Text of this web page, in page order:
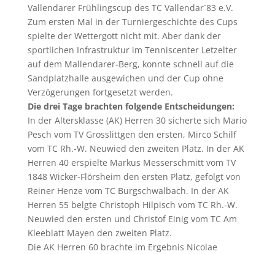
Vallendarer Frühlingscup des TC Vallendar´83 e.V.
Zum ersten Mal in der Turniergeschichte des Cups
spielte der Wettergott nicht mit. Aber dank der
sportlichen Infrastruktur im Tenniscenter Letzelter
auf dem Mallendarer-Berg, konnte schnell auf die
Sandplatzhalle ausgewichen und der Cup ohne
Verzögerungen fortgesetzt werden.
Die drei Tage brachten folgende Entscheidungen:
In der Altersklasse (AK) Herren 30 sicherte sich Mario
Pesch vom TV Grosslittgen den ersten, Mirco Schilf
vom TC Rh.-W. Neuwied den zweiten Platz. In der AK
Herren 40 erspielte Markus Messerschmitt vom TV
1848 Wicker-Flörsheim den ersten Platz, gefolgt von
Reiner Henze vom TC Burgschwalbach. In der AK
Herren 55 belgte Christoph Hilpisch vom TC Rh.-W.
Neuwied den ersten und Christof Einig vom TC Am
Kleeblatt Mayen den zweiten Platz.
Die AK Herren 60 brachte im Ergebnis Nicolae